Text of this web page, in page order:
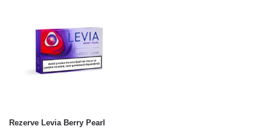
Rezerve Levia Berry Pearl